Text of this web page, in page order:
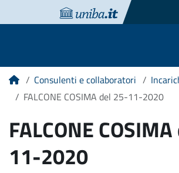
HomeConsulenti e collaboratori
FALCONE COSIMA del 25-11-2020
FALCONE
11-2020